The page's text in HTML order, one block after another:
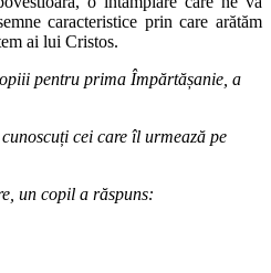
caracteristice prin care arătăm
ai lui Cristos.
pentru prima Împărtășanie, a
cei care îl urmează pe
un copil a răspuns: